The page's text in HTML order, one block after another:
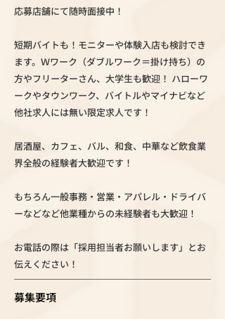
応募店舗にて随時面接中！
短期バイトも！モニターや体験入店も検討でき
ます。Ｗワーク（ダブルワーク＝掛け持ち）の
方やフリーターさん、大学生も歓迎！ ハローワ
ークやタウンワーク、バイトルやマイナビなど
他社求人には無い限定求人です！
居酒屋、カフェ、バル、和食、中華など飲食業
界全般の経験者大歓迎です！
もちろん一般事務・営業・アパレル・ドライバ
ーなどなど他業種からの未経験者も大歓迎！
お電話の際は「採用担当者お願いします」とお
伝えください！
募集要項